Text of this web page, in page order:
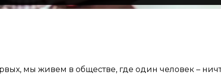
мы живем в обществе, где один человек –